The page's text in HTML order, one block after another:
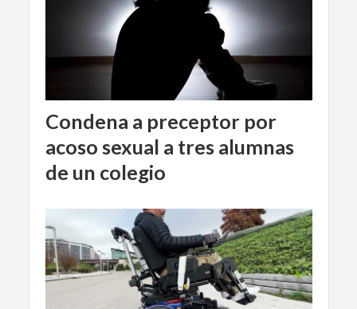
Condena a preceptor por
acoso sexual a tres alumnas
de un colegio